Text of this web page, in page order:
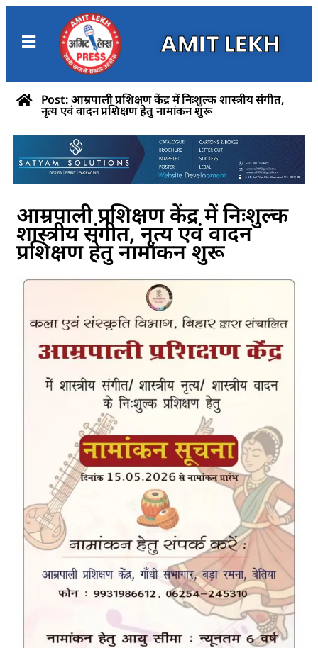
AMIT LEKH
Post: आम्रपाली प्रशिक्षण केंद्र में निःशुल्क शास्त्रीय संगीत,
नृत्य एवं वादन प्रशिक्षण हेतु नामांकन शुरू
आम्रपाली प्रशिक्षण केंद्र में निःशुल्क
शास्त्रीय संगीत, नृत्य एवं वादन
प्रशिक्षण हेतु नामांकन शुरू